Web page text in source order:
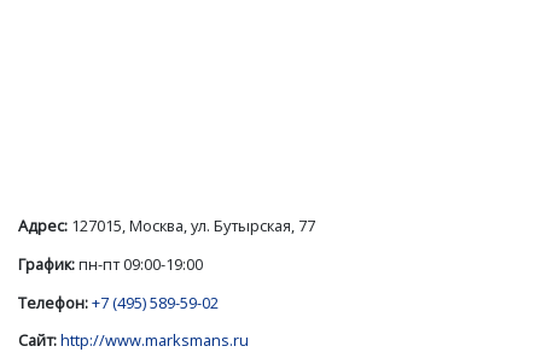
Адрес: 127015, Москва, ул. Бутырская, 77
График:пн-пт 09:00-19:00
Телефон:+7 (495) 589-59-02
Сайт:http://www.marksmans.ru